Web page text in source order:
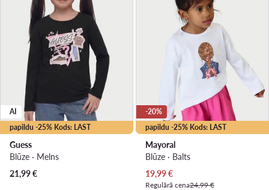
papildu -25% Kods: LAST
AI
Guess
Blūze · Melns
21,99€
papildu -25% Kods: LAST
-20%
Mayoral
Blūze · Balts
Pašreizējā cena
19,99€
Regulārā cena24,99 €